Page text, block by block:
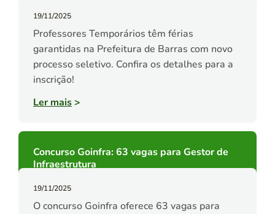
19/11/2025
Professores Temporários têm férias
garantidas na Prefeitura de Barras com novo
processo seletivo. Confira os detalhes para a
inscrição!
Ler mais>
Concurso Goinfra: 63 vagas para Gestor de
Infraestrutura
19/11/2025
O concurso Goinfra oferece 63 vagas para